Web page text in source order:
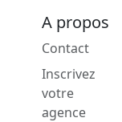
A propos
Contact
Inscrivez
votre
agence